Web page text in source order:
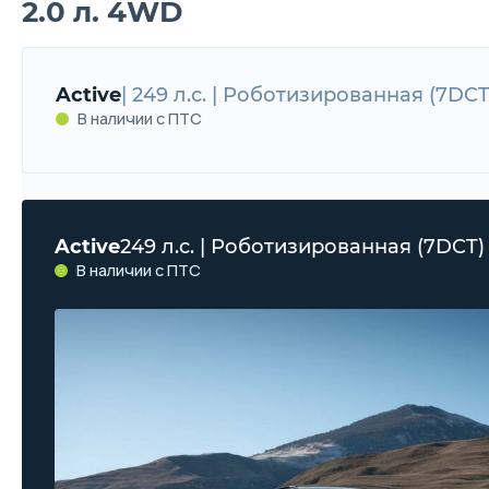
2.0 л. 4WD
Active | 249 л.с. | Роботизированная
В наличии с ПТС
Active249 л.с. | Роботизированная (7DCT)
В наличии с ПТС